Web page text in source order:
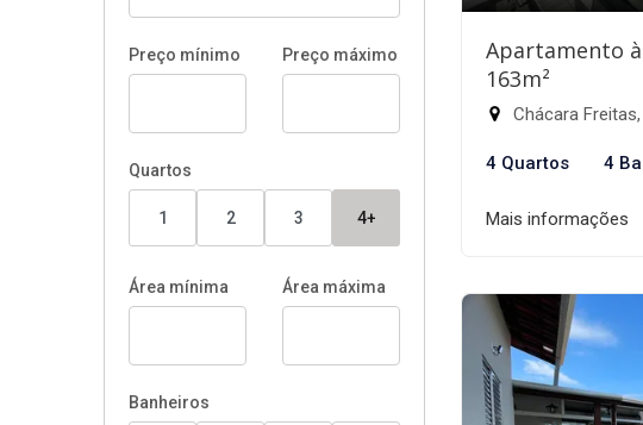
Preço mínimo Preço máximo
Quartos
1 2 3 4+
Área mínima Área máxima
Banheiros
Apartamento
163m²
Chácara
4 Quartos 4
Mais informações